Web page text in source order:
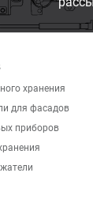
хранения
для фасадов
приборов